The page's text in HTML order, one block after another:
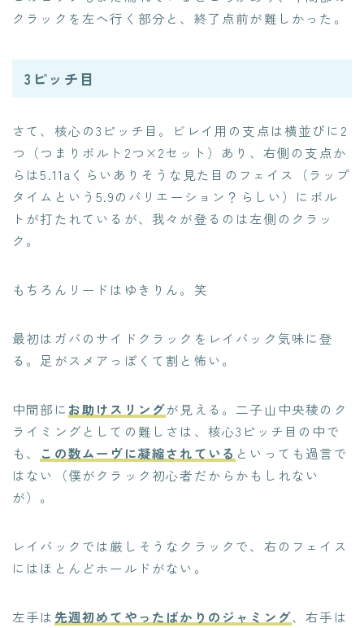
クラックを左へ行く部分と、終了点前が難しかった。
3ピッチ目
さて、核心の3ピッチ目。ビレイ用の支点は横並びに2
つ（つまりボルト2つ×2セット）あり、右側の支点か
らは5.11aくらいありそうな見た目のフェイス（ラップ
タイムという5.9のバリエーション？らしい）にボル
トが打たれているが、我々が登るのは左側のクラッ
ク。
もちろんリードはゆきりん。笑
最初はガバのサイドクラックをレイバック気味に登
る。足がスメアっぽくて割と怖い。
中間部に お助けスリングが見える。二子山中央稜のク
ライミングとしての難しさは、核心3ピッチ目の中で
も、 この数ムーヴに凝縮されている といっても過言で
はない（僕がクラック初心者だからかもしれない
が）。
レイバックでは厳しそうなクラックで、右のフェイス
にはほとんどホールドがない。
左手は 先週初めてやったばかりのジャミング、右手は